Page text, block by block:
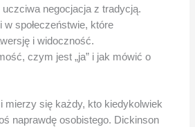
uczciwa negocjacja z tradycją.
w społeczeństwie, które
i widoczność.
czym jest „ja” i jak mówić o
mierzy się każdy, kto kiedykolwiek
naprawdę osobistego. Dickinson